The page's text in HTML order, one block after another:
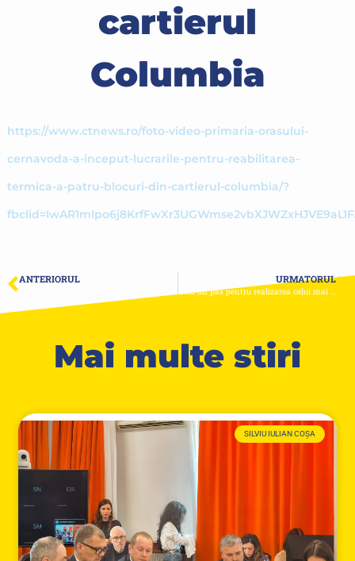
cartierul
Columbia
https://www.ctnews.ro/foto-video-primaria-orasului-
cernavoda-a-inceput-lucrarile-pentru-reabilitarea-
termica-a-patru-blocuri-din-cartierul-columbia/?
ANTERIORUL URMATORUL
Mai multe stiri
SILVIU IULIAN COȘA